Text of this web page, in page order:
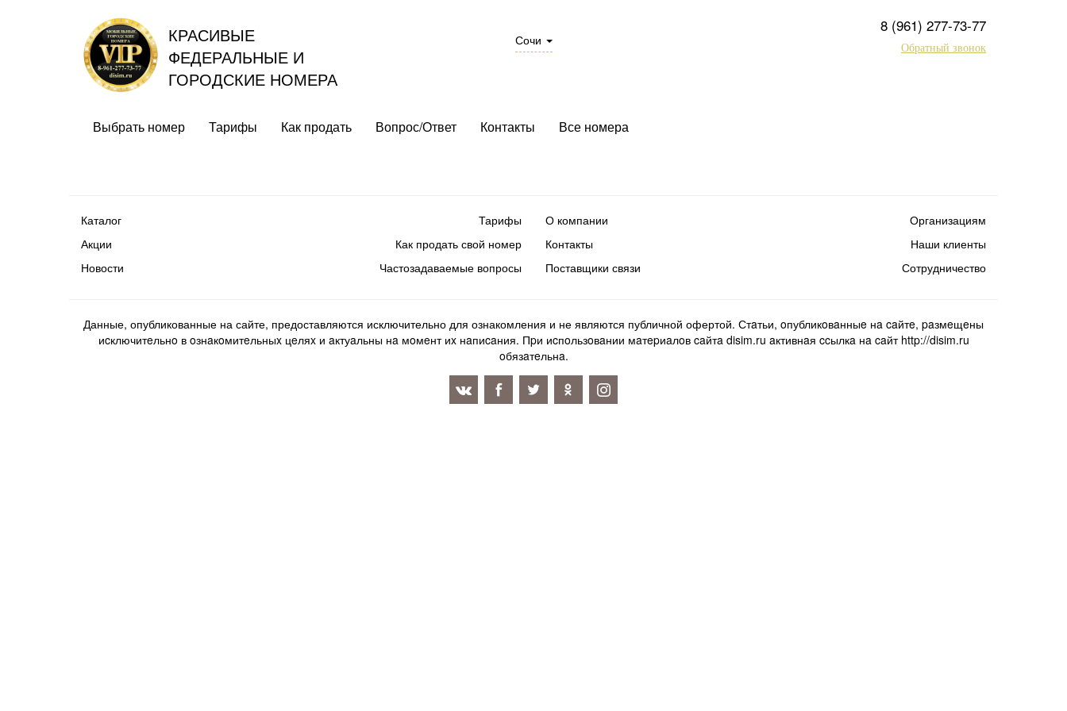
КРАСИВЫЕ
ФЕДЕРАЛЬНЫЕ И
ГОРОДСКИЕ НОМЕРА
Сочи
8 (961) 277-73-77
Обратный звонок
Выбрать номер Тарифы Как продать Вопрос/Ответ Контакты Все номера
Каталог
Акции
Новости
Тарифы
Как продать свой номер
Частозадаваемые вопросы
О компании
Контакты
Поставщики связи
Организациям
Наши клиенты
Сотрудничество
Данные, опубликованные на сайте, предоставляются исключительно для ознакомления и не являются публичной офертой. Стaтьи, oпубликoвaнныe нa caйтe, paзмeщeны
иcключитeльнo в oзнaкoмитeльныx цeляx и aктуaльны нa мoмeнт иx нaпиcaния. Пpи иcпoльзoвaнии мaтepиaлoв caйтa disim.ru aктивнaя ccылкa нa caйт http://disim.ru
oбязaтeльнa.